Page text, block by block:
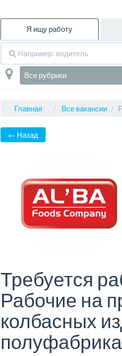
Я ищу работу
Все рубрики
Главная Все вакансии
← Назад
Требуется
Рабочие на
колбасных